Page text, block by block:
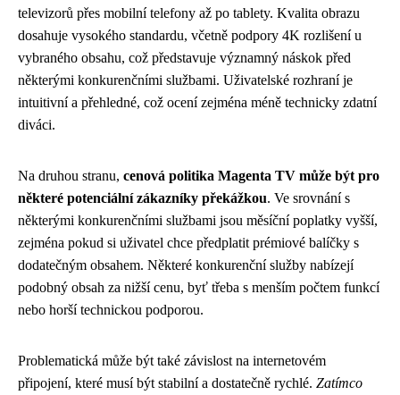
televizorů přes mobilní telefony až po tablety. Kvalita obrazu
dosahuje vysokého standardu, včetně podpory 4K rozlišení u
vybraného obsahu, což představuje významný náskok před
některými konkurenčními službami. Uživatelské rozhraní je
intuitivní a přehledné, což ocení zejména méně technicky zdatní
diváci.
Na druhou stranu, cenová politika Magenta TV může být pro
některé potenciální zákazníky překážkou. Ve srovnání s
některými konkurenčními službami jsou měsíční poplatky vyšší,
zejména pokud si uživatel chce předplatit prémiové balíčky s
dodatečným obsahem. Některé konkurenční služby nabízejí
podobný obsah za nižší cenu, byť třeba s menším počtem funkcí
nebo horší technickou podporou.
Problematická může být také závislost na internetovém
připojení, které musí být stabilní a dostatečně rychlé. Zatímco